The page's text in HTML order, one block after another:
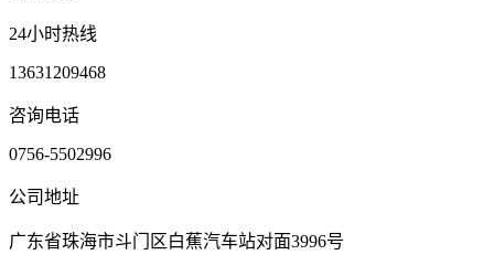
24小时热线
13631209468
咨询电话
0756-5502996
公司地址
广东省珠海市斗门区白蕉汽车站对面3996号